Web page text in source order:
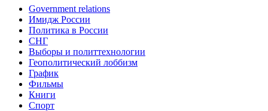
Government relations
Имидж России
Политика в России
СНГ
Выборы и политтехнологии
Геополитический лоббизм
График
Фильмы
Книги
Спорт